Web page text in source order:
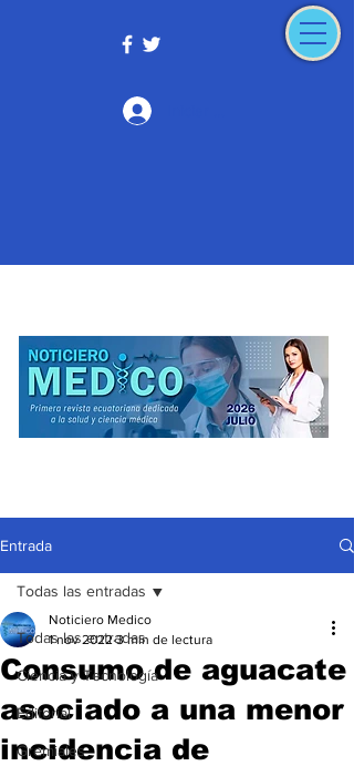
Entrada
Todas las entradas
Ciencia y Tecnología
Editorial
Gremiales
Todas las entradas
Consumo de aguacate
asociado a una menor
incidencia de
Noticiero Medico
1 nov 2022 3 min de lectura